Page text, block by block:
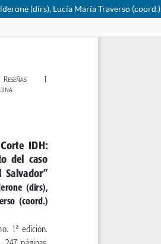
(dirs), Lucía María Traverso (coord.)